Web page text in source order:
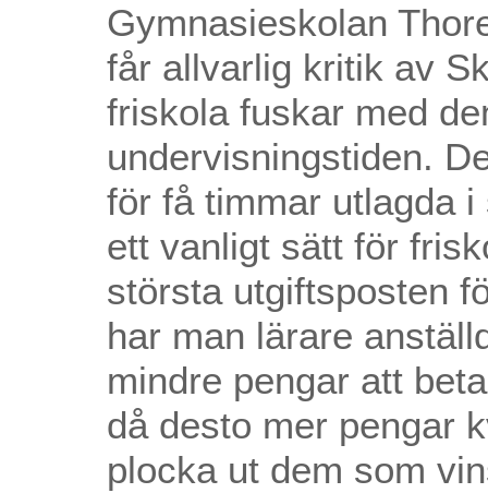
Gymnasieskolan
får allvarlig kritik av
friskola fuskar med
undervisningstiden.
för få timmar utlagda
ett vanligt sätt för
största utgiftsposten
har man lärare
mindre pengar att
då desto mer pengar
plocka ut dem som